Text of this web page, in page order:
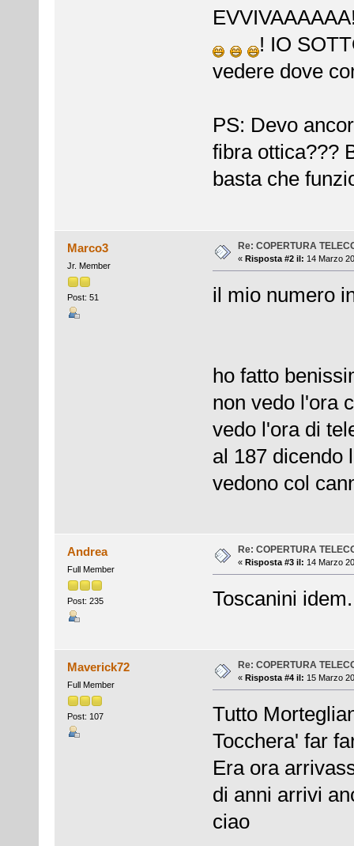
! IO
vedere dove
PS: Devo
fibra ottica???
basta che
Marco3
Jr. Member
Post: 51
Re: COPERTURA
« Risposta #2 il: 14 Marzo
il mio numero
ho fatto
non vedo l'ora
vedo l'ora di
al 187 dicendo
vedono col
Andrea
Full Member
Post: 235
Re: COPERTURA
« Risposta #3 il: 14 Marzo
Toscanini
Maverick72
Full Member
Post: 107
Re: COPERTURA
« Risposta #4 il: 15 Marzo
Tutto
Tocchera' far
Era ora
di anni arrivi
ciao